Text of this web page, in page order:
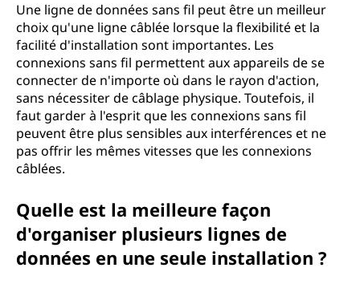
Une ligne de données sans fil peut être un meilleur
choix qu'une ligne câblée lorsque la flexibilité et la
facilité d'installation sont importantes. Les
connexions sans fil permettent aux appareils de se
connecter de n'importe où dans le rayon d'action,
sans nécessiter de câblage physique. Toutefois, il
faut garder à l'esprit que les connexions sans fil
peuvent être plus sensibles aux interférences et ne
pas offrir les mêmes vitesses que les connexions
câblées.
Quelle est la meilleure façon
d'organiser plusieurs lignes de
données en une seule installation ?